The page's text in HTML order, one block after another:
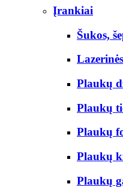
Įrankiai
Šukos,
Plaukų
Plaukų
Plaukų
Plaukų
Plaukų